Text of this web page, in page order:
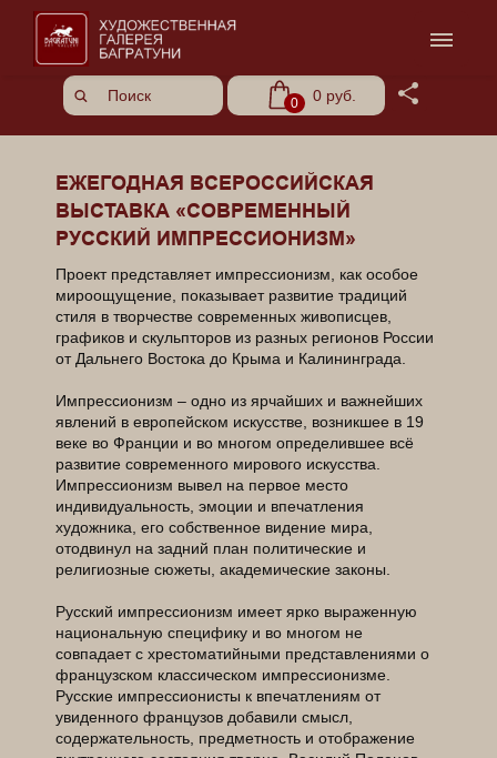
0 0 руб.
ЕЖЕГОДНАЯ ВСЕРОССИЙСКАЯ
ВЫСТАВКА «СОВРЕМЕННЫЙ
РУССКИЙ ИМПРЕССИОНИЗМ»
Проект представляет импрессионизм, как особое
мироощущение, показывает развитие традиций
стиля в творчестве современных живописцев,
графиков и скульпторов из разных регионов России
от Дальнего Востока до Крыма и Калининграда.
Импрессионизм – одно из ярчайших и важнейших
явлений в европейском искусстве, возникшее в 19
веке во Франции и во многом определившее всё
развитие современного мирового искусства.
Импрессионизм вывел на первое место
индивидуальность, эмоции и впечатления
художника, его собственное видение мира,
отодвинул на задний план политические и
религиозные сюжеты, академические законы.
Русский импрессионизм имеет ярко выраженную
национальную специфику и во многом не
совпадает с хрестоматийными представлениями о
французском классическом импрессионизме.
Русские импрессионисты к впечатлениям от
увиденного французов добавили смысл,
содержательность, предметность и отображение